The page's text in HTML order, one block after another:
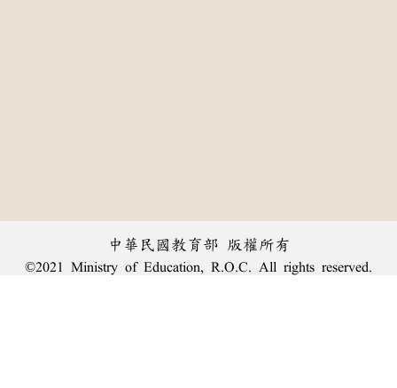
中華民國教育部 版權所有
©2021 Ministry of Education, R.O.C. All rights reserved.